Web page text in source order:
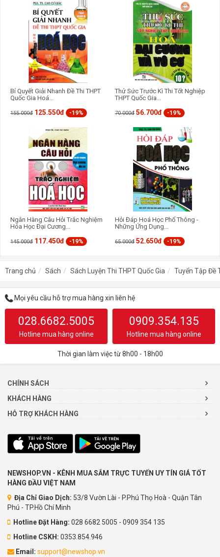
Tài liệu được biên soạn giúp học sinh ôn luyện kiến thức, kĩ năng
sau mỗi chủ đề và ôn luyện thi tốt nghiệp THPT môn Hóa học sắp
tới. Chúc các em ôn tập tốt và đạt kết quả cao trong các kì thi sắp
Bí Quyết Giải Nhanh Đề Thi THPT
Quốc Gia Hoá...
155.000đ 125.550đ -19%
Thử Sức Trước Kì Thi Tốt Nghiệp
THPT Quốc Gia...
70.000đ 56.700đ -19%
Ngân Hàng Câu Hỏi Trắc Nghiệm
Hóa Học Đại Cương...
145.000đ 117.450đ -19%
Hỏi Đáp Hoá Học Phổ Thông -
Những Ứng Dụng...
65.000đ 52.650đ -19%
Trang chủ Sách Sách Luyện Thi THPT Quốc Gia Tuyển Tập Đề
Mọi yêu cầu hỗ trợ mua hàng xin liên hệ
028.6682.5005
Hotline mua hàng online
0909.354.135
Hotline mua hàng online
Thời gian làm việc từ 8h00 - 18h00
CHÍNH SÁCH
KHÁCH HÀNG
HỖ TRỢ KHÁCH HÀNG
NEWSHOP.VN - KÊNH MUA SẮM TRỰC TUYẾN UY TÍN GIÁ TỐT
HÀNG ĐẦU VIỆT NAM
Địa Chỉ Giao Dịch: 53/8 Vườn Lài - P.Phú Thọ Hoà - Quận Tân
Phú - TP.Hồ Chí Minh
Hotline Đặt Hàng: 028 6682 5005 - 0909 354 135
Hotline CSKH: 0353.854.946
Email: support@newshop.vn